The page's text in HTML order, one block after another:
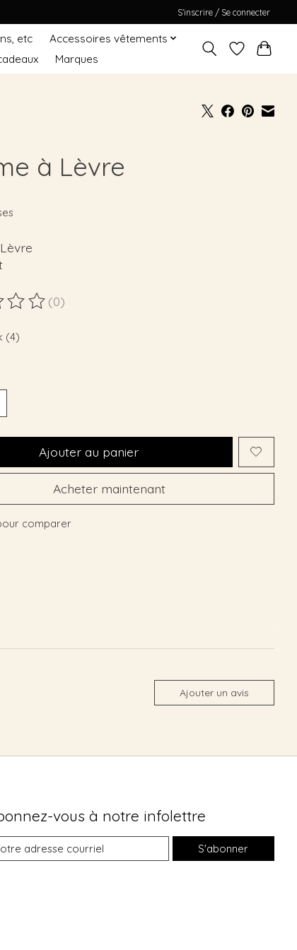
S’inscrire / Se connecter
etc
Accessoires vêtements
Marques
à Lèvre
est évalué à
(0)
(4)
Ajouter au panier
Acheter maintenant
comparer
Ajouter un avis
vous à notre infolettre
S'abonner